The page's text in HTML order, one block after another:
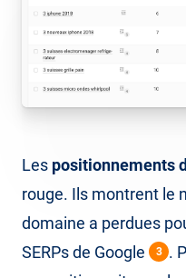
Les positionnements
rouge. Ils montrent le
domaine a perdues
SERPs de Google
3
.